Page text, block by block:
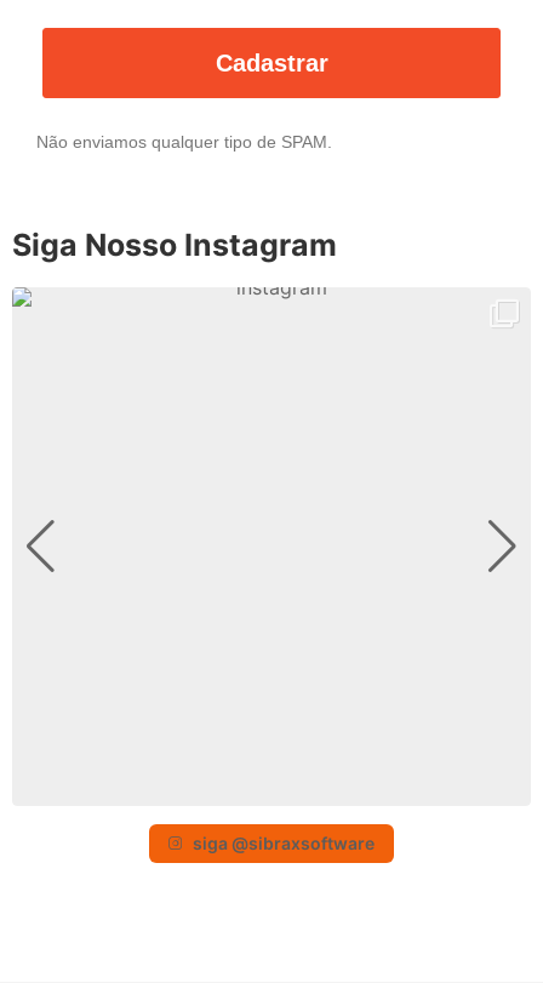
Cadastrar
Não enviamos qualquer tipo de SPAM.
Siga Nosso Instagram
siga @sibraxsoftware